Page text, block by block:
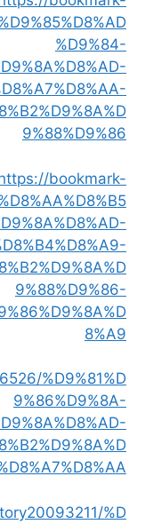
%D9%84-
9%88%D9%86
bookmark-
9%88%D9%86-
8%A9
%D9%81%D
9%86%D9%8A-
%D